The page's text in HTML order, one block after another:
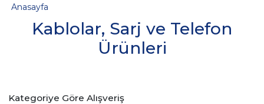
Kablolar, Sarj ve Telefon
Ürünleri
Anasayfa
Kategoriye Göre Alışveriş